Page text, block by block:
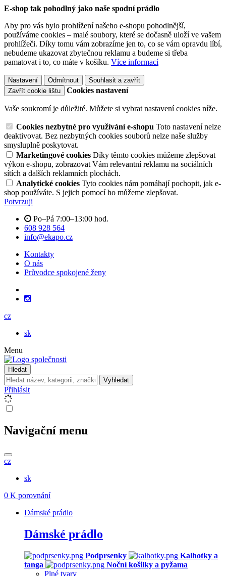
E-shop tak pohodlný jako naše spodní prádlo
Aby pro vás bylo prohlížení našeho e-shopu pohodlnější,
používáme cookies – malé soubory, které se dočasně uloží ve vašem
prohlížeči. Díky tomu vám zobrazíme jen to, co se vám opravdu líbí,
nebudeme ukazovat zbytečnou reklamu a budeme si třeba
pamatovat i to, co máte v košíku. Více informací
Nastavení Odmítnout
Souhlasit a zavřít
Zavřít cookie lištu
Cookies nastavení
Vaše soukromí je důležité. Můžete si vybrat nastavení cookies níže.
Cookies nezbytné pro využívání e-shopu Toto nastavení nelze
deaktivovat. Bez nezbytných cookies souborů nelze naše služby
smysluplně poskytovat.
Marketingové cookies Díky těmto cookies můžeme zlepšovat
výkon e-shopu, zobrazovat Vám relevantní reklamu na sociálních
sítích a dalších reklamních plochách.
Analytické cookies Tyto cookies nám pomáhají pochopit, jak e-
shop používáte. S jejich pomocí ho můžeme zlepšovat.
Potvrzuji
Po–Pá 7:00–13:00 hod.
608 928 564
info@ekapo.cz
Kontakty
O nás
Průvodce spokojené ženy
cz
sk
Menu
Hledat
Vyhledat
Přihlásit
Navigační menu
cz
sk
0 K porovnání
Dámské prádlo
Dámské prádlo
Podprsenky
Kalhotky a
tanga
Noční košilky a pyžama
Plné tvary